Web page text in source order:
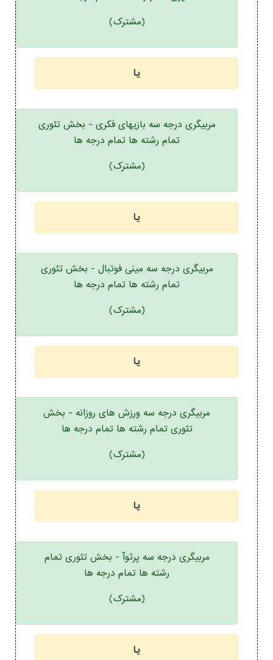
(مشترک)
یا
مربیگری درجه سه بازیهای فکری - بخش تئوری
تمام رشته ها تمام درجه ها
(مشترک)
یا
مربیگری درجه سه مینی فوتبال - بخش تئوری
تمام رشته ها تمام درجه ها
(مشترک)
یا
مربیگری درجه سه ورزش های روزانه - بخش
تئوری تمام رشته ها تمام درجه ها
(مشترک)
یا
مربیگری درجه سه پرثوآ - بخش تئوری تمام
رشته ها تمام درجه ها
(مشترک)
یا